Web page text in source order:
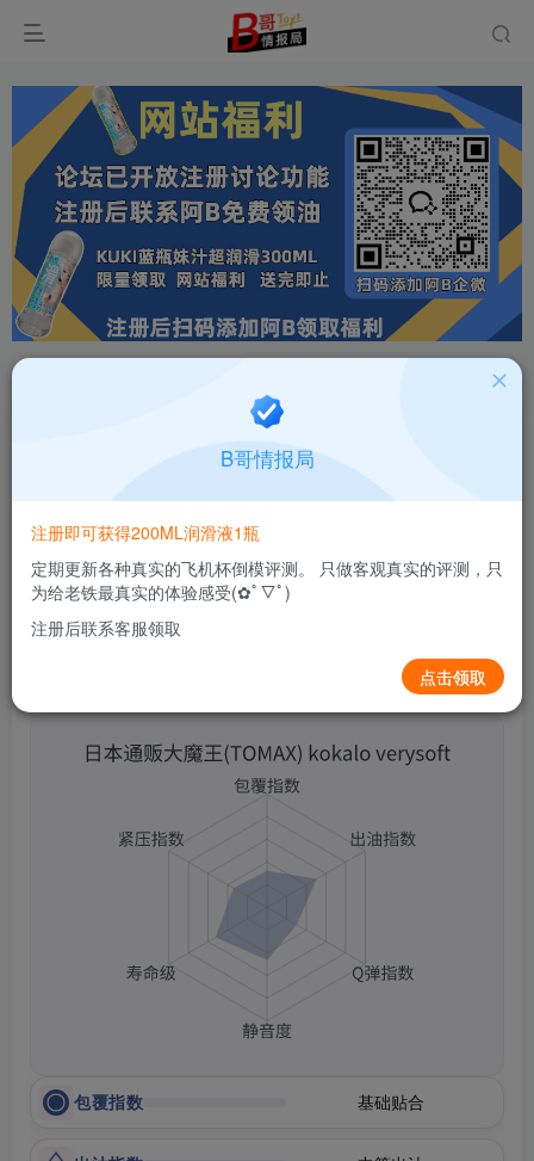
日本TOMAX Kokalo verysoft超软仿真纹理飞机
B哥情报局-产品指南针
2个月前更新
0 79 7
日本通贩大魔王(TOMAX) kokalo verysoft
包覆指数 基础贴合
B哥情报局
注册即可获得200ML润滑液1瓶
定期更新各种真实的飞机杯倒模评测。 只做客观真实的评测，只
为给老铁最真实的体验感受(✿ﾟ▽ﾟ)
注册后联系客服领取
点击领取